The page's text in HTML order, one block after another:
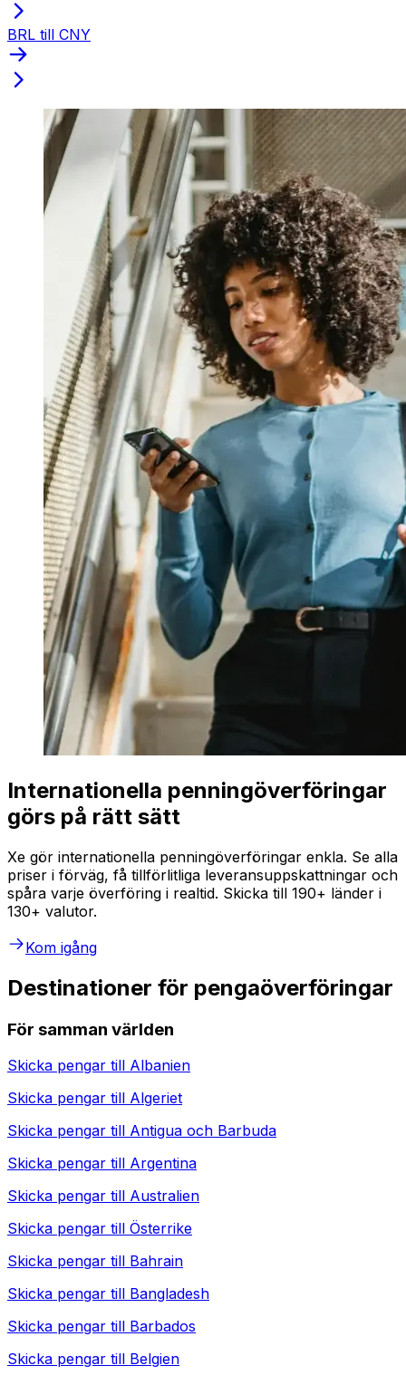
BRL till CNY
Internationella penningöverföringar
görs på rätt sätt
Xe gör internationella penningöverföringar enkla. Se alla
priser i förväg, få tillförlitliga leveransuppskattningar och
spåra varje överföring i realtid. Skicka till 190+ länder i
130+ valutor.
Kom igång
Destinationer för pengaöverföringar
För samman världen
Skicka pengar till Albanien
Skicka pengar till Algeriet
Skicka pengar till Antigua och Barbuda
Skicka pengar till Argentina
Skicka pengar till Australien
Skicka pengar till Österrike
Skicka pengar till Bahrain
Skicka pengar till Bangladesh
Skicka pengar till Barbados
Skicka pengar till Belgien